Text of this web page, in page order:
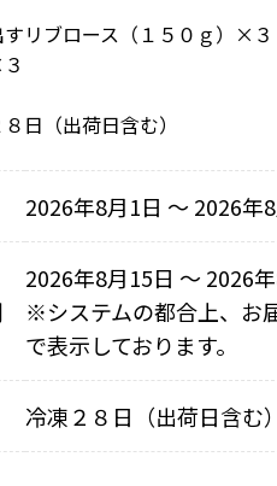
リブロース（１５０ｇ）×３
日（出荷日含む）
2026年8月1日 〜 2026年
2026年8月15日 ～ 2026
※システムの都合上、お
で表示しております。
冷凍２８日（出荷日含む）